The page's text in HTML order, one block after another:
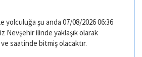
yolculuğa şu anda 07/08/2026 06:36
Nevşehir ilinde yaklaşık olarak
saatinde bitmiş olacaktır.